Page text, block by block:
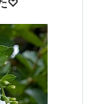
♡